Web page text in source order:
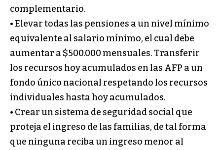
complementario.
• Elevar todas las pensiones a un nivel mínimo
equivalente al salario mínimo, el cual debe
aumentar a $500.000 mensuales. Transferir
los recursos hoy acumulados en las AFP a un
fondo único nacional respetando los recursos
individuales hasta hoy acumulados.
• Crear un sistema de seguridad social que
proteja el ingreso de las familias, de tal forma
que ninguna reciba un ingreso menor al